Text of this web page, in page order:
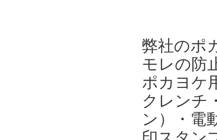
弊社のポ
モレの防
ポカヨケ
クレンチ
ン）・電